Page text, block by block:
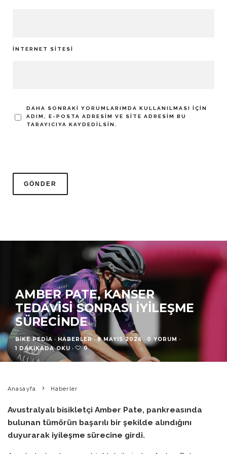
İNTERNET SITESI
DAHA SONRAKI YORUMLARIMDA KULLANILMASI IÇIN
ADIM, E-POSTA ADRESIM VE SITE ADRESIM BU
TARAYICIYA KAYDEDILSIN.
AMBER PATE, KANSER
TEDAVISI SONRASI İYILEŞME
SÜRECINDE
BIKE PEDIA · HABERLER · 8 MAYIS 2026 · 0 YORUM ·
1 DAKIKADA OKU · 0
Anasayfa Haberler
Avustralyalı bisikletçi Amber Pate, pankreasında
bulunan tümörün başarılı bir şekilde alındığını
duyurarak iyileşme sürecine girdi.